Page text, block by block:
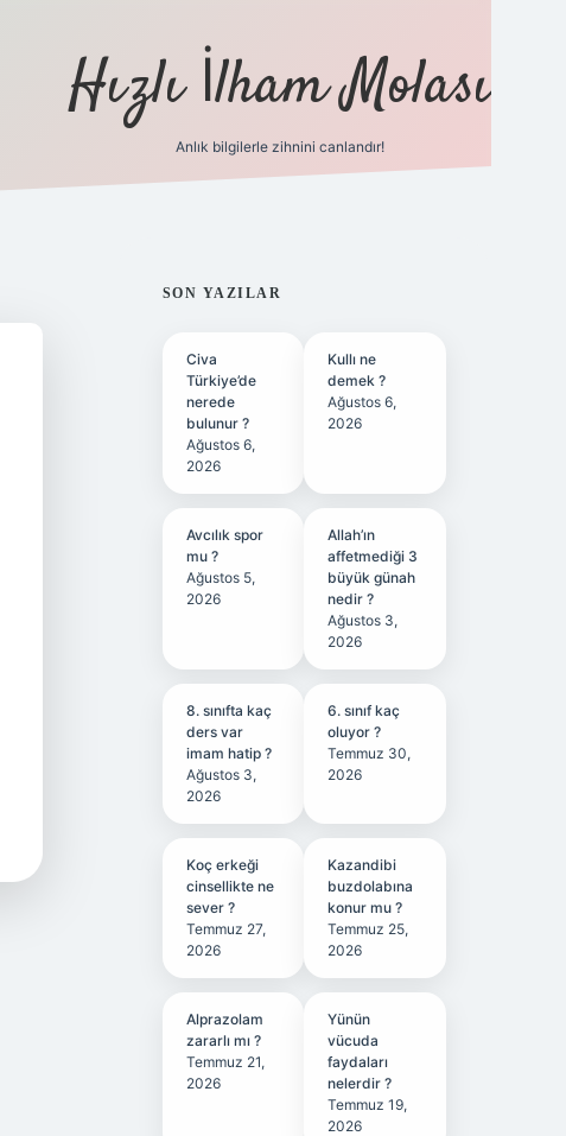
Hızlı İlham Molası
Anlık bilgilerle zihnini canlandır!
SIDEBAR
SON YAZILAR
Civa
Türkiye’de
nerede
bulunur ?
Ağustos 6,
2026
Kullı ne
demek ?
Ağustos 6,
2026
Avcılık spor
mu ?
Ağustos 5,
2026
Allah’ın
affetmediği 3
büyük günah
nedir ?
Ağustos 3,
2026
8. sınıfta kaç
ders var
imam hatip ?
Ağustos 3,
2026
6. sınıf kaç
oluyor ?
Temmuz 30,
2026
Koç erkeği
cinsellikte ne
sever ?
Temmuz 27,
2026
Kazandibi
buzdolabına
konur mu ?
Temmuz 25,
2026
Alprazolam
zararlı mı ?
Temmuz 21,
2026
Yünün
vücuda
faydaları
nelerdir ?
Temmuz 19,
2026